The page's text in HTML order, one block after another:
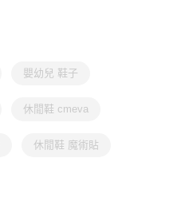
嬰幼兒 鞋子
休閒鞋 cmeva
休閒鞋 魔術貼